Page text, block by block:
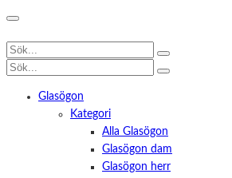
Glasögon
Kategori
Alla Glasögon
Glasögon dam
Glasögon herr